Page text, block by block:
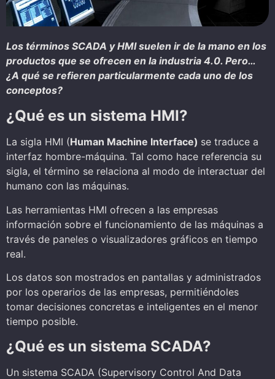
Los términos SCADA y HMI suelen ir de la mano en los
productos que se ofrecen en la industria 4.0. Pero…
¿A qué se refieren particularmente cada uno de los
conceptos?
¿Qué es un sistema HMI?
La sigla HMI (Human Machine Interface) se traduce a
interfaz hombre-máquina. Tal como hace referencia su
sigla, el término se relaciona al modo de interactuar del
humano con las máquinas.
Las herramientas HMI ofrecen a las empresas
información sobre el funcionamiento de las máquinas a
través de paneles o visualizadores gráficos en tiempo
real.
Los datos son mostrados en pantallas y administrados
por los operarios de las empresas, permitiéndoles
tomar decisiones concretas e inteligentes en el menor
tiempo posible.
¿Qué es un sistema SCADA?
Un sistema SCADA (Supervisory Control And Data